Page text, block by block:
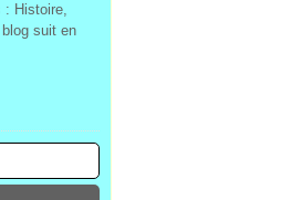
: Histoire,
suit en